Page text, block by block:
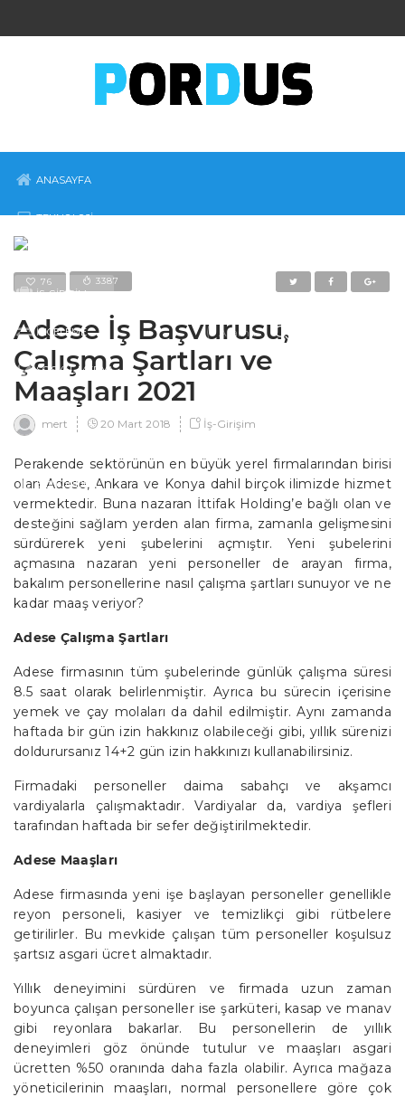
ANASAYFA
TEKNOLOJI
İŞ-GIRIŞIM
İNCELEME
SOSYAL MEDYA
İNTERNET
EDITÖRDEN
76 3387
Adese İş Başvurusu,
Çalışma Şartları ve
Maaşları 2021
mert 20 Mart 2018 İş-Girişim
Perakende sektörünün en büyük yerel firmalarından birisi
olan Adese, Ankara ve Konya dahil birçok ilimizde hizmet
vermektedir. Buna nazaran İttifak Holding’e bağlı olan ve
desteğini sağlam yerden alan firma, zamanla gelişmesini
sürdürerek yeni şubelerini açmıştır. Yeni şubelerini
açmasına nazaran yeni personeller de arayan firma,
bakalım personellerine nasıl çalışma şartları sunuyor ve ne
kadar maaş veriyor?
Adese Çalışma Şartları
Adese firmasının tüm şubelerinde günlük çalışma süresi
8.5 saat olarak belirlenmiştir. Ayrıca bu sürecin içerisine
yemek ve çay molaları da dahil edilmiştir. Aynı zamanda
haftada bir gün izin hakkınız olabileceği gibi, yıllık sürenizi
doldurursanız 14+2 gün izin hakkınızı kullanabilirsiniz.
Firmadaki personeller daima sabahçı ve akşamcı
vardiyalarla çalışmaktadır. Vardiyalar da, vardiya şefleri
tarafından haftada bir sefer değiştirilmektedir.
Adese Maaşları
Adese firmasında yeni işe başlayan personeller genellikle
reyon personeli, kasiyer ve temizlikçi gibi rütbelere
getirilirler. Bu mevkide çalışan tüm personeller koşulsuz
şartsız asgari ücret almaktadır.
Yıllık deneyimini sürdüren ve firmada uzun zaman
boyunca çalışan personeller ise şarküteri, kasap ve manav
gibi reyonlara bakarlar. Bu personellerin de yıllık
deneyimleri göz önünde tutulur ve maaşları asgari
ücretten %50 oranında daha fazla olabilir. Ayrıca mağaza
yöneticilerinin maaşları, normal personellere göre çok